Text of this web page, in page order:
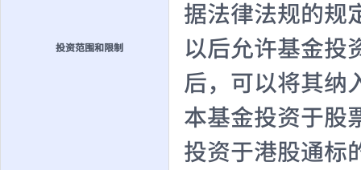
投资范围和限制
据法律法规的规
以后允许基金投
后，可以将其纳
本基金投资于股
投资于港股通标